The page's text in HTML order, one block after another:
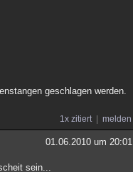
geschlagen werden.
1x zitiert melden
01.06.2010 um 20:01
sein...